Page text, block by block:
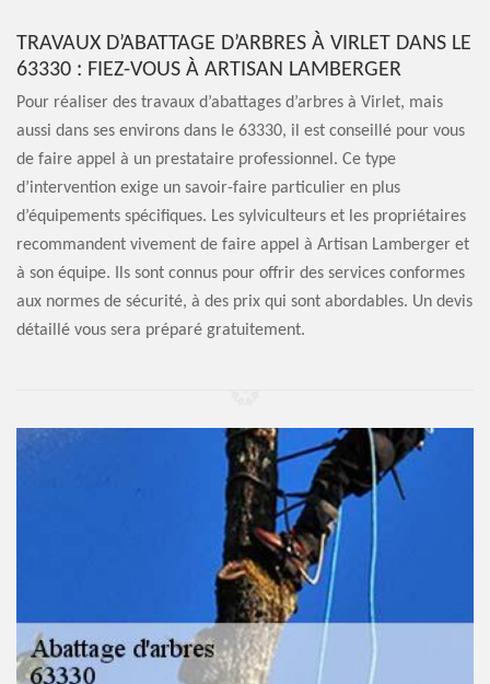
TRAVAUX D’ABATTAGE D’ARBRES À VIRLET DANS LE
63330 : FIEZ-VOUS À ARTISAN LAMBERGER
Pour réaliser des travaux d’abattages d’arbres à Virlet, mais
aussi dans ses environs dans le 63330, il est conseillé pour vous
de faire appel à un prestataire professionnel. Ce type
d’intervention exige un savoir-faire particulier en plus
d’équipements spécifiques. Les sylviculteurs et les propriétaires
recommandent vivement de faire appel à Artisan Lamberger et
à son équipe. Ils sont connus pour offrir des services conformes
aux normes de sécurité, à des prix qui sont abordables. Un devis
détaillé vous sera préparé gratuitement.